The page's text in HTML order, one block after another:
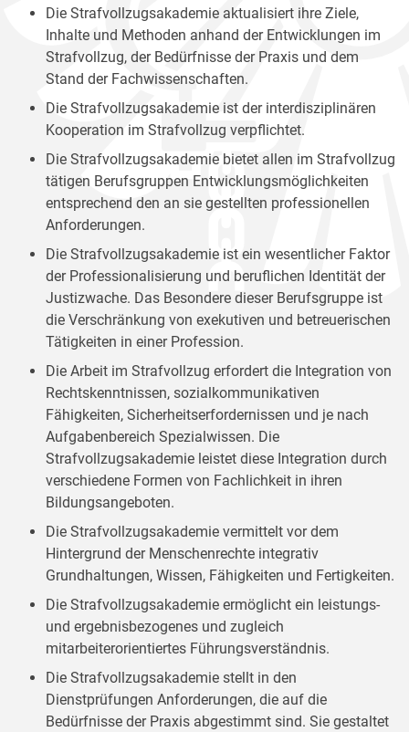
Die Strafvollzugsakademie aktualisiert ihre Ziele,
Inhalte und Methoden anhand der Entwicklungen im
Strafvollzug, der Bedürfnisse der Praxis und dem
Stand der Fachwissenschaften.
Die Strafvollzugsakademie ist der interdisziplinären
Kooperation im Strafvollzug verpflichtet.
Die Strafvollzugsakademie bietet allen im Strafvollzug
tätigen Berufsgruppen Entwicklungsmöglichkeiten
entsprechend den an sie gestellten professionellen
Anforderungen.
Die Strafvollzugsakademie ist ein wesentlicher Faktor
der Professionalisierung und beruflichen Identität der
Justizwache. Das Besondere dieser Berufsgruppe ist
die Verschränkung von exekutiven und betreuerischen
Tätigkeiten in einer Profession.
Die Arbeit im Strafvollzug erfordert die Integration von
Rechtskenntnissen, sozialkommunikativen
Fähigkeiten, Sicherheitserfordernissen und je nach
Aufgabenbereich Spezialwissen. Die
Strafvollzugsakademie leistet diese Integration durch
verschiedene Formen von Fachlichkeit in ihren
Bildungsangeboten.
Die Strafvollzugsakademie vermittelt vor dem
Hintergrund der Menschenrechte integrativ
Grundhaltungen, Wissen, Fähigkeiten und Fertigkeiten.
Die Strafvollzugsakademie ermöglicht ein leistungs-
und ergebnisbezogenes und zugleich
mitarbeiterorientiertes Führungsverständnis.
Die Strafvollzugsakademie stellt in den
Dienstprüfungen Anforderungen, die auf die
Bedürfnisse der Praxis abgestimmt sind. Sie gestaltet